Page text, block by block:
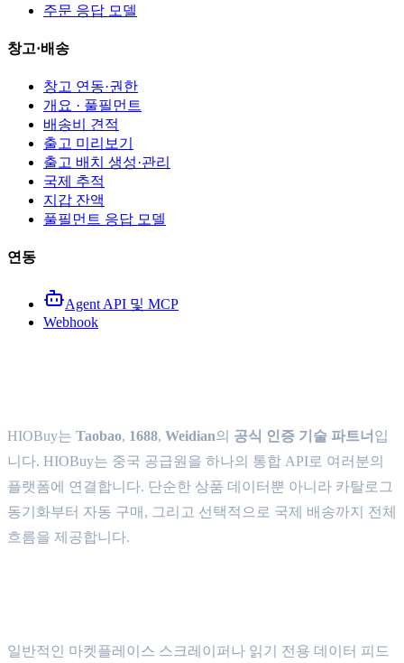
주문 응답 모델
창고·배송
창고 연동·권한
개요 · 풀필먼트
배송비 견적
출고 미리보기
출고 배치 생성·관리
국제 추적
지갑 잔액
풀필먼트 응답 모델
연동
Agent API 및 MCP
Webhook
HIOBuy는 Taobao, 1688, Weidian의 공식 인증 기술 파트너 입
니다. HIOBuy는 중국 공급원을 하나의 통합 API로 여러분의
플랫폼에 연결합니다. 단순한 상품 데이터뿐 아니라 카탈로그
동기화부터 자동 구매, 그리고 선택적으로 국제 배송까지 전체
흐름을 제공합니다.
일반적인 마켓플레이스 스크레이퍼나 읽기 전용 데이터 피드